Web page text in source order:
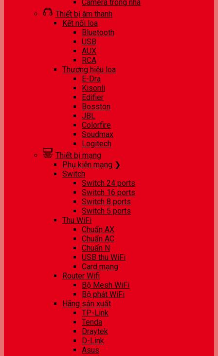
Camera trong nhà
Thiết bị âm thanh
Kết nối loa
Bluetooth
USB
AUX
RCA
Thương hiệu loa
E-Dra
Kisonli
Edifier
Bosston
JBL
Colorfire
Soudmax
Logitech
Thiết bị mạng
Phụ kiện mạng ❯
Switch
Switch 24 ports
Switch 16 ports
Switch 8 ports
Switch 5 ports
Thu WiFi
Chuẩn AX
Chuẩn AC
Chuẩn N
USB thu WiFi
Card mạng
Router Wifi
Bộ Mesh WiFi
Bộ phát WiFi
Hãng sản xuất
TP-Link
Tenda
Draytek
D-Link
Asus